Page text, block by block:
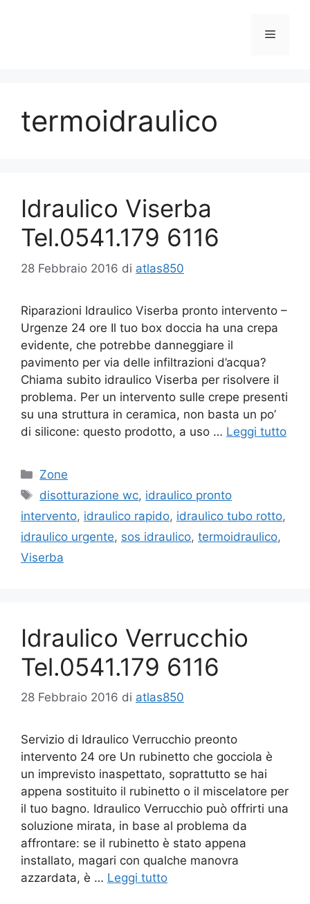
Menu
termoidraulico
Idraulico Viserba
Tel.0541.179 6116
28 Febbraio 2016 di atlas850
Riparazioni Idraulico Viserba pronto intervento –
Urgenze 24 ore Il tuo box doccia ha una crepa
evidente, che potrebbe danneggiare il
pavimento per via delle infiltrazioni d’acqua?
Chiama subito idraulico Viserba per risolvere il
problema. Per un intervento sulle crepe presenti
su una struttura in ceramica, non basta un po’
di silicone: questo prodotto, a uso … Leggi tutto
Categorie
Zone
Tag
disotturazione wc, idraulico pronto
intervento, idraulico rapido, idraulico tubo rotto,
idraulico urgente, sos idraulico, termoidraulico,
Viserba
Idraulico Verrucchio
Tel.0541.179 6116
28 Febbraio 2016 di atlas850
Servizio di Idraulico Verrucchio preonto
intervento 24 ore Un rubinetto che gocciola è
un imprevisto inaspettato, soprattutto se hai
appena sostituito il rubinetto o il miscelatore per
il tuo bagno. Idraulico Verrucchio può offrirti una
soluzione mirata, in base al problema da
affrontare: se il rubinetto è stato appena
installato, magari con qualche manovra
azzardata, è … Leggi tutto